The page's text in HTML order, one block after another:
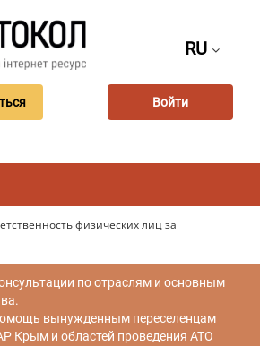
RU
Войти
физических лиц за
по отраслям и основным
вынужденным переселенцам
Крым и областей проведения АТО